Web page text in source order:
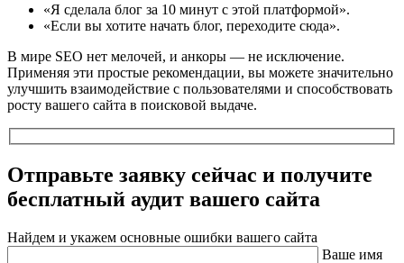
«Я сделала блог за 10 минут с этой платформой».
«Если вы хотите начать блог, переходите сюда».
В мире SEO нет мелочей, и анкоры — не исключение.
Применяя эти простые рекомендации, вы можете значительно
улучшить взаимодействие с пользователями и способствовать
росту вашего сайта в поисковой выдаче.
Отправьте заявку сейчас и получите
бесплатный аудит вашего сайта
Найдем и укажем основные ошибки вашего сайта
Ваше имя